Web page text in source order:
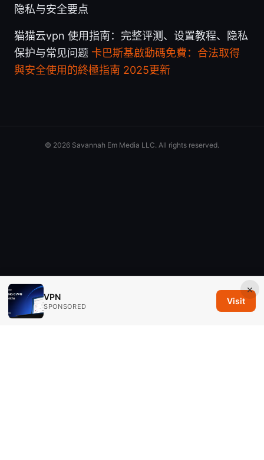
隐私与安全要点
猫猫云vpn 使用指南：完整评测、设置教程、隐私
保护与常见问题 卡巴斯基啟動碼免費：合法取得
與安全使用的終極指南 2025更新
×
VPN
SPONSORED
Visit
© 2026 Savannah Em Media LLC. All rights reserved.